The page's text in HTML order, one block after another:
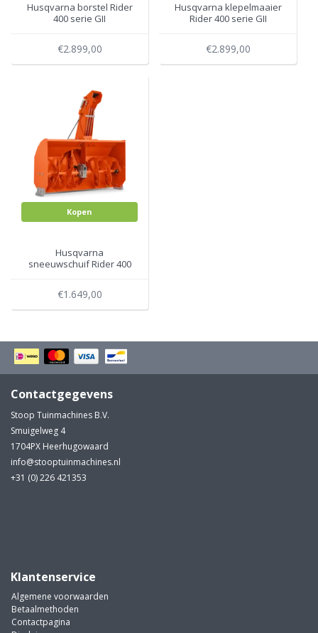
Husqvarna borstel Rider
400 serie GII
€2.899,00
Husqvarna klepelmaaier
Rider 400 serie GII
€2.899,00
Kopen
Husqvarna
sneeuwschuif Rider 400
€1.649,00
Contactgegevens
Stoop Tuinmachines B.V.
Smuigelweg 4
1704PX Heerhugowaard
info@stooptuinmachines.nl
+31 (0) 226 421353
Klantenservice
Algemene voorwaarden
Betaalmethoden
Contactpagina